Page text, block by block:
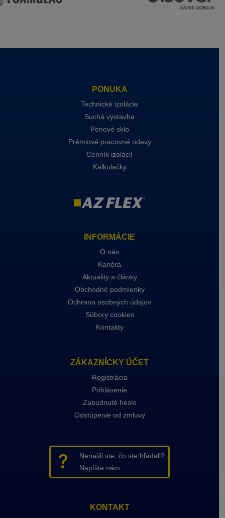
PONUKA
Technické izolácie
Suchá výstavba
Penové sklo
Prémiové pracovné odevy
Cenník izolácií
Kalkulačky
INFORMÁCIE
O nás
Kariéra
Aktuality a články
Obchodné podmienky
Ochrana osobných údajov
Súbory cookies
Kontakty
ZÁKAZNÍCKY ÚČET
Registrácia
Prihlásenie
Zabudnuté heslo
Odstúpenie od zmluvy
Nenašli ste, čo ste hľadali?
Napíšte nám.
KONTAKT